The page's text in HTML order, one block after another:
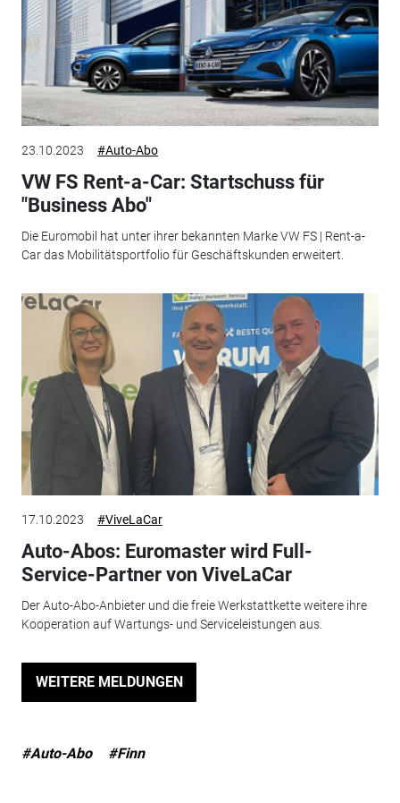
23.10.2023 #Auto-Abo
VW FS Rent-a-Car: Startschuss für
"Business Abo"
Die Euromobil hat unter ihrer bekannten Marke VW FS | Rent-a-
Car das Mobilitätsportfolio für Geschäftskunden erweitert.
17.10.2023 #ViveLaCar
Auto-Abos: Euromaster wird Full-
Service-Partner von ViveLaCar
Der Auto-Abo-Anbieter und die freie Werkstattkette weitere ihre
Kooperation auf Wartungs- und Serviceleistungen aus.
WEITERE MELDUNGEN
#Auto-Abo #Finn